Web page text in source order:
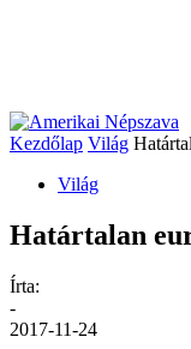
Kezdőlap Világ
Világ
Határtalan
Írta:
-
2017-11-24